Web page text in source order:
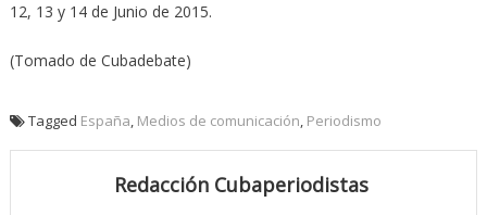
12, 13 y 14 de Junio de 2015.
(Tomado de Cubadebate)
Tagged España, Medios de comunicación, Periodismo
Redacción Cubaperiodistas